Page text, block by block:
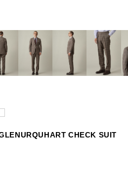
CHECK SUIT